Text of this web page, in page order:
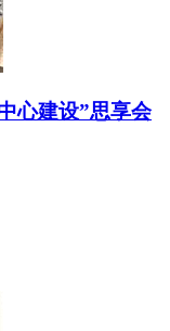
心建设”思享会